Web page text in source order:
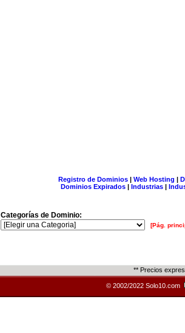
Registro de Dominios| Web Hosting |
Dominios Expirados | Industrias |
Categorías de Dominio:
[Pág.
** Precios
© 2002/2022 Solo10.com